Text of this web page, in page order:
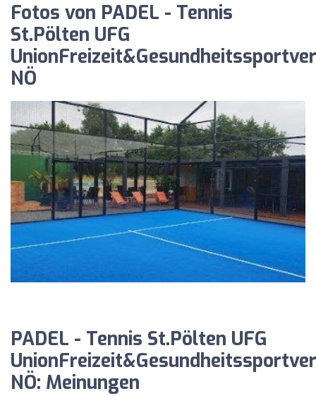
Fotos von PADEL - Tennis
St.Pölten UFG
NÖ
PADEL - Tennis St.Pölten UFG
NÖ: Meinungen